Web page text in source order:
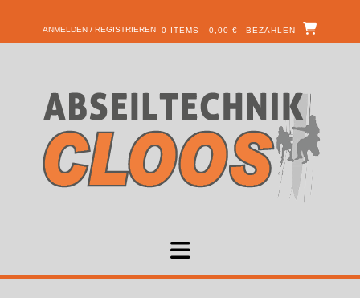
ANMELDEN / REGISTRIEREN 0 ITEMS - 0,00 € BEZAHLEN